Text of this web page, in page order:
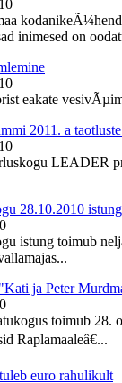
inimesed on
eakate
2011. a
LEADER
28.10.2010 istung
istung toimub
ja Peter
toimub
Raplamaaleâ€...
euro rahulikult